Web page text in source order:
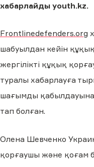
хабарлайды youth.kz.
Frontlinedefenders.org
шабуылдан кейін
жергілікті құқық
туралы хабарлауға
шағымды
тап болған.
Олена Шевченко
қорғаушы және қоғам